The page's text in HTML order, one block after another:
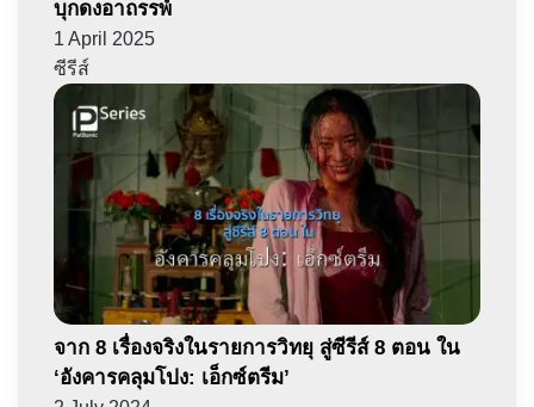
บุกดงอาถรรพ์
1 April 2025
ซีรีส์
จาก 8 เรื่องจริงในรายการวิทยุ สู่ซีรีส์ 8 ตอน ใน
‘อังคารคลุมโปง: เอ็กซ์ตรีม’